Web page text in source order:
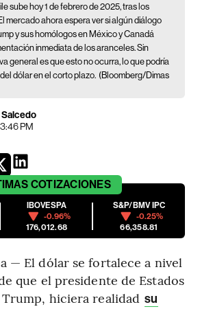
sube hoy 1 de febrero de 2025, tras los
mercado ahora espera ver si algún diálogo
y sus homólogos en México y Canadá
inmediata de los aranceles. Sin
general es que esto no ocurra, lo que podría
dólar en el corto plazo. (Bloomberg/Dimas
PM
COTIZACIONES
IBOVESPA
-0.96%
176,012.68
S&P/BMV IPC
-0.25%
66,358.81
— El dólar se fortalece a nivel
que el presidente de Estados
hiciera realidad su